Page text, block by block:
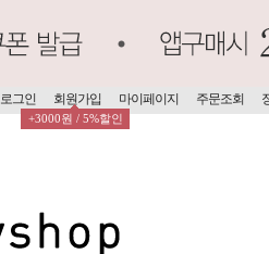
로그인 회원가입
+3000원 / 5%할인
마이페이지 주문조회